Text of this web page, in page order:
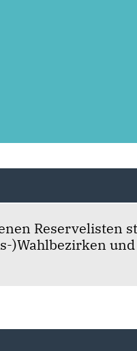
Reservelisten
)Wahlbezirken